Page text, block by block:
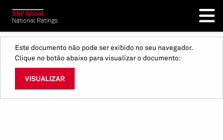
Este documento não pode ser exibido no seu navegador.
Clique no botão abaixo para visualizar o documento:
VISUALIZAR